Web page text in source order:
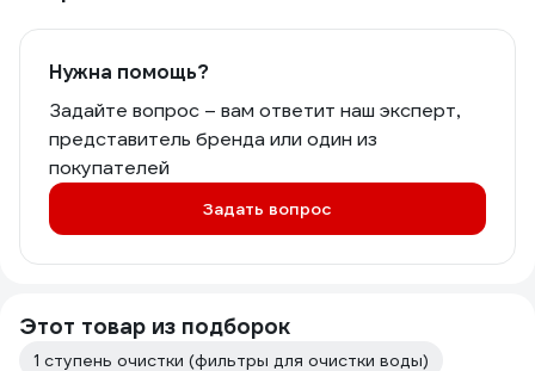
Нужна помощь?
Задайте вопрос – вам ответит наш эксперт,
представитель бренда или один из
покупателей
Задать вопрос
Этот товар из подборок
1 ступень очистки (фильтры для очистки воды)